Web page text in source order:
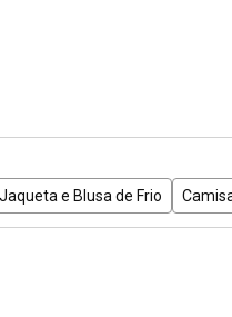
Jaqueta e Blusa de Frio